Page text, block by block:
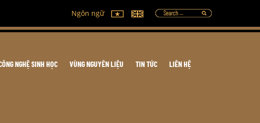
Ngôn ngữ
NGHỆ SINH HỌC VÙNG NGUYÊN LIỆU TIN TỨC LIÊN HỆ